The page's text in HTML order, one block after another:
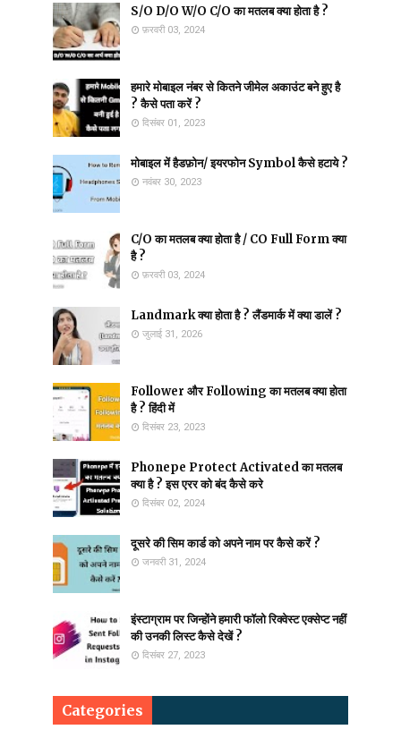
S/O D/O W/O C/O का मतलब क्या होता है ?
फ़रवरी 03, 2024
हमारे मोबाइल नंबर से कितने जीमेल अकाउंट बने हुए है
? कैसे पता करें ?
दिसंबर 01, 2023
मोबाइल में हैडफ़ोन/ इयरफोन Symbol कैसे हटाये ?
नवंबर 30, 2023
C/O का मतलब क्या होता है / CO Full Form क्या
है ?
फ़रवरी 03, 2024
Landmark क्या होता है ? लैंडमार्क में क्या डालें ?
जुलाई 31, 2026
Follower और Following का मतलब क्या होता
है ? हिंदी में
दिसंबर 23, 2023
Phonepe Protect Activated का मतलब
क्या है ? इस एरर को बंद कैसे करे
दिसंबर 02, 2024
दूसरे की सिम कार्ड को अपने नाम पर कैसे करें ?
जनवरी 31, 2024
इंस्टाग्राम पर जिन्होंने हमारी फॉलो रिक्वेस्ट एक्सेप्ट नहीं
की उनकी लिस्ट कैसे देखें ?
दिसंबर 27, 2023
Categories